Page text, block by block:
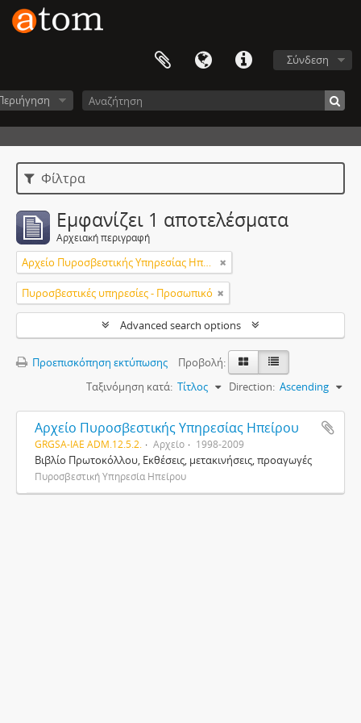
Σύνδεση
Φίλτρα
Εμφανίζει 1 αποτελέσματα
Αρχειακή περιγραφή
Αρχείο Πυροσβεστικής Υπηρεσίας Ηπείρου
Πυροσβεστικές υπηρεσίες - Προσωπικό
Advanced search options
Προεπισκόπηση εκτύπωσης
Προβολή:
Ταξινόμηση κατά: Τίτλος Direction: Ascending
Αρχείο Πυροσβεστικής Υπηρεσίας Ηπείρου
GRGSA-IAE ADM.12.5.2. Αρχείο 1998-2009
Βιβλίο Πρωτοκόλλου, Εκθέσεις, μετακινήσεις, προαγωγές
Πυροσβεστική Υπηρεσία Ηπείρου